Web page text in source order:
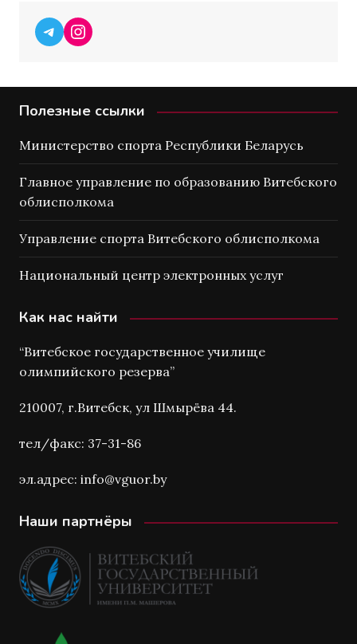
Telegram
Instagram
Полезные ссылки
Министерство спорта Республики Беларусь
Главное управление по образованию Витебского
облисполкома
Управление спорта Витебского облисполкома
Национальный центр электронных услуг
Как нас найти
“Витебское государственное училище
олимпийского резерва”
210007, г.Витебск, ул Шмырёва 44.
тел/факс: 37-31-86
эл.адрес: info@vguor.by
Наши партнёры